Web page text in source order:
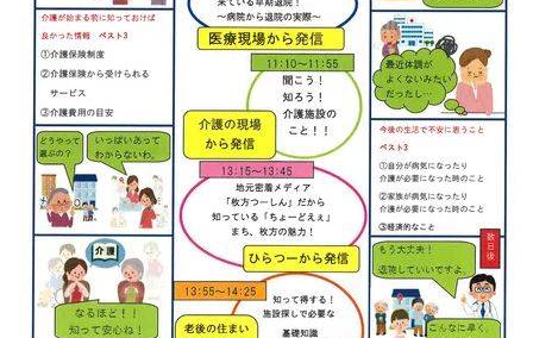
お面作りワークショップ(2/2)石阪京子さんの奇跡のお
片づけセミナー(1/28)お正月アレンジメント～竹筒を
土台に、生花を使ったお正月のアレンジメント～
(12/27)篳篥（ひちりき）で奏でる、癒しの音楽(1/8)妊
婦さんいらっしゃ～い！安産への準備体操＆交流会
(1/23)クリスマスマーケット(12/23-25)クリスマスラ
イブ(12/24)サンタがやってくる！(12/25)
広告の後にも続きます
12/15:牧野車塚古墳での消防訓練(1/26)追加
12/13:もちつき大会(12/18)防災総合訓練(1/15)招提子